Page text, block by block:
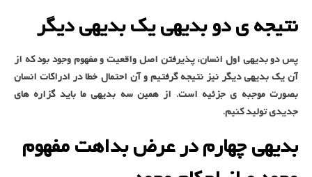
نتیجه ی دو بدیهی یک بدیهی دیگر
پس دو بدیهی اول انسان، پذیرفتن اصل واقعیت و مفهوم وجود بود که از
آن یک بدیهی دیگر نیز نتیجه گرفتیم و آن احتمال خطا در ادراکات انسان
بصورت موجبه ی جزئیه است. از همین سه بدیهی ما باید گزاره های
جدیدی تولید کنیم.
بدیهی چهارم در عرض بداهت مفهوم